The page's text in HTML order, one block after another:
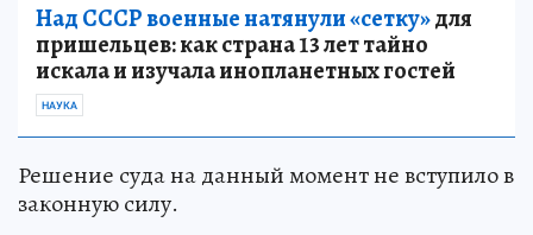
Над СССР военные натянули «сетку»для
пришельцев: как страна 13 лет тайно
искала и изучала инопланетных гостей
НАУКА
Решение суда на данный момент не вступило в
законную силу.